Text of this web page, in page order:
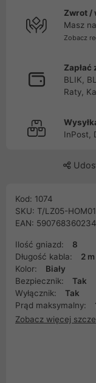
Zwrot /
Masz
Zobacz
Zapłać
BLIK,
Raty,
InPost,
Kod: 1074
SKU: T/LZ05-
EAN:
Ilość gniazd:
8
Długość kabla:
2 m
Kolor:
Biały
Bezpiecznik:
Tak
Wyłącznik:
Tak
Prąd maksymalny:
Zobacz więcej